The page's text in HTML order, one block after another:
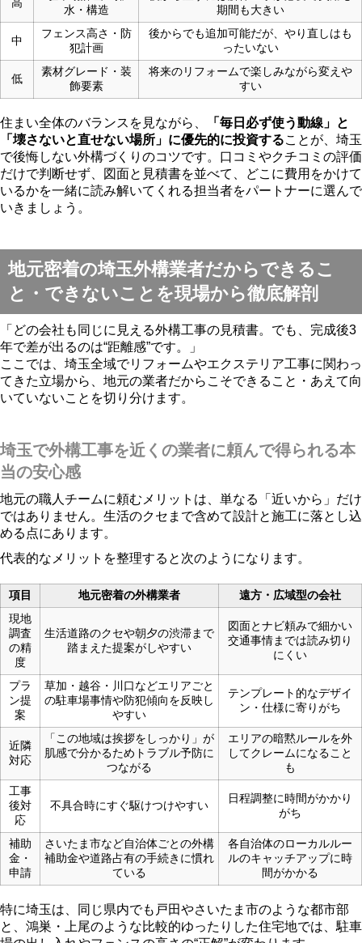
水・構造
期間も大きい
中
フェンス高さ・防
犯計画
後からでも追加可能だが、やり直しはも
ったいない
低
素材グレード・装
飾要素
将来のリフォームで楽しみながら変えや
すい
住まい全体のバランスを見ながら、
「毎日必ず使う動線」と
「壊さないと直せない場所」に優先的に投資することが、埼玉
で後悔しない外構づくりのコツです。口コミやクチコミの評価
だけで判断せず、図面と見積書を並べて、どこに費用をかけて
いるかを一緒に読み解いてくれる担当者をパートナーに選んで
いきましょう。
地元密着の埼玉外構業者だからできるこ
と・できないことを現場から徹底解剖
「どの会社も同じに見える外構工事の見積書。でも、完成後3
年で差が出るのは“距離感”です。」
ここでは、埼玉全域でリフォームやエクステリア工事に関わっ
てきた立場から、地元の業者だからこそできること・あえて向
いていないことを切り分けます。
埼玉で外構工事を近くの業者に頼んで得られる本
当の安心感
地元の職人チームに頼むメリットは、単なる「近いから」だけ
ではありません。生活のクセまで含めて設計と施工に落とし込
める点にあります。
代表的なメリットを整理すると次のようになります。
項目 地元密着の外構業者
遠方・広域型の会社
現地
調査
の精
度
生活道路のクセや朝夕の渋滞まで
踏まえた提案がしやすい
図面とナビ頼みで細かい
交通事情までは読み切り
にくい
プラ
ン提
案
草加・越谷・川口などエリアごと
の駐車場事情や防犯傾向を反映し
やすい
テンプレート的なデザイ
ン・仕様に寄りがち
近隣
対応
「この地域は挨拶をしっかり」が
肌感で分かるためトラブル予防に
つながる
エリアの暗黙ルールを外
してクレームになること
も
工事
後対
応
不具合時にすぐ駆けつけやすい
日程調整に時間がかかり
がち
補助
金・
申請
さいたま市など自治体ごとの外構
補助金や道路占有の手続きに慣れ
ている
各自治体のローカルルー
ルのキャッチアップに時
間がかかる
特に埼玉は、同じ県内でも戸田やさいたま市のような都市部
と、鴻巣・上尾のような比較的ゆったりした住宅地では、駐車